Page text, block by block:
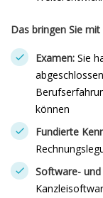
Das bringen Sie mit
Examen: Sie
können
Fundierte
Software-